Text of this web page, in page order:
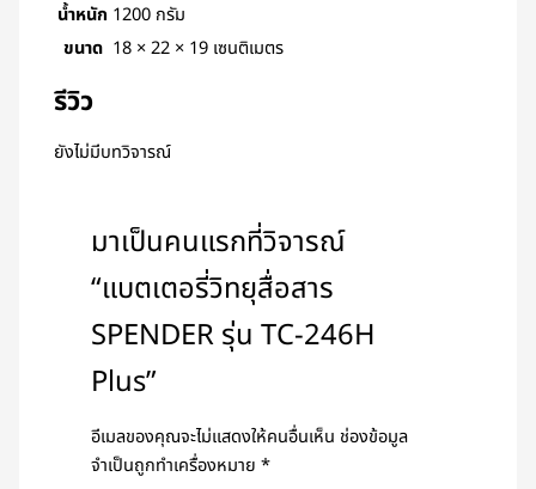
น้ำหนัก 1200 กรัม
ขนาด 18 × 22 × 19 เซนติเมตร
รีวิว
ยังไม่มีบทวิจารณ์
มาเป็นคนแรกที่วิจารณ์
“แบตเตอรี่วิทยุสื่อสาร
SPENDER รุ่น TC-246H
Plus”
อีเมลของคุณจะไม่แสดงให้คนอื่นเห็น ช่องข้อมูล
จำเป็นถูกทำเครื่องหมาย*